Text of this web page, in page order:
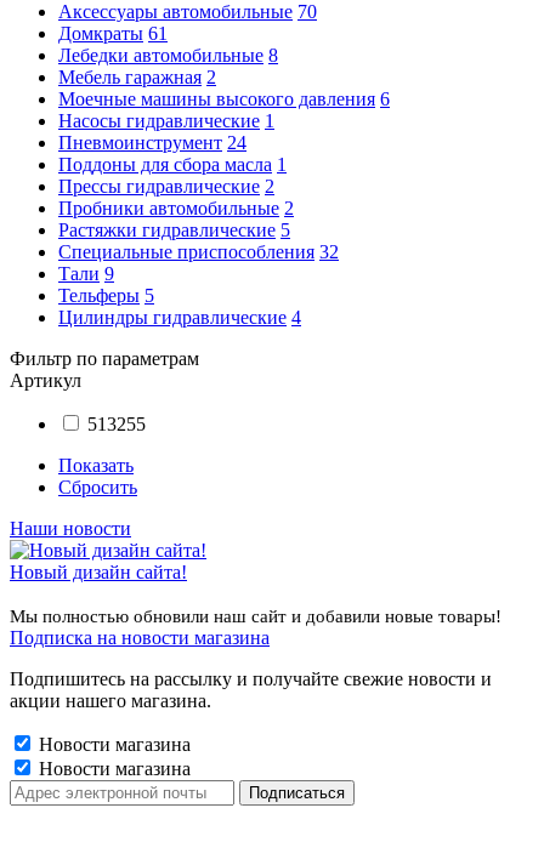
Аксессуары автомобильные 70
Домкраты 61
Лебедки автомобильные 8
Мебель гаражная 2
Моечные машины высокого давления 6
Насосы гидравлические 1
Пневмоинструмент 24
Поддоны для сбора масла 1
Прессы гидравлические 2
Пробники автомобильные 2
Растяжки гидравлические 5
Специальные приспособления 32
Тали 9
Тельферы 5
Цилиндры гидравлические 4
Фильтр по параметрам
Артикул
513255
Показать
Сбросить
Наши новости
Новый дизайн сайта!
Мы полностью обновили наш сайт и добавили новые товары!
Подписка на новости магазина
Подпишитесь на рассылку и получайте свежие новости и
акции нашего магазина.
Новости магазина
Новости магазина